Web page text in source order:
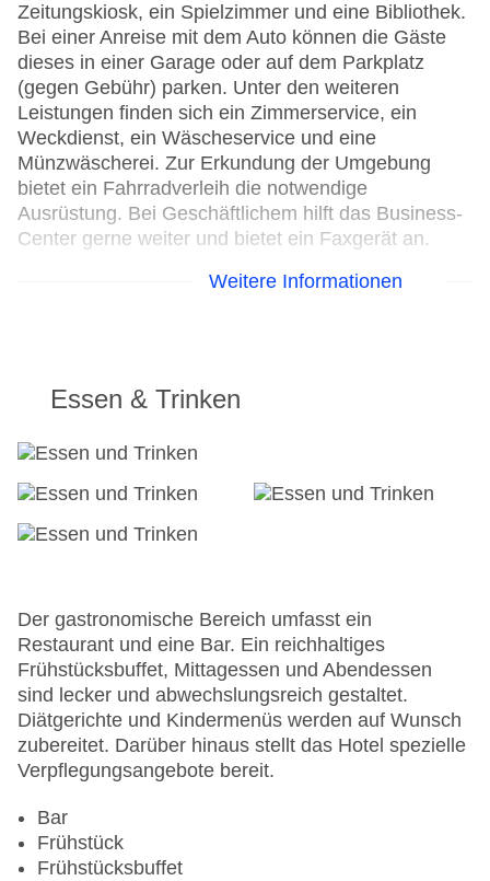
Zeitungskiosk, ein Spielzimmer und eine Bibliothek.
Bei einer Anreise mit dem Auto können die Gäste
dieses in einer Garage oder auf dem Parkplatz
(gegen Gebühr) parken. Unter den weiteren
Leistungen finden sich ein Zimmerservice, ein
Weckdienst, ein Wäscheservice und eine
Münzwäscherei. Zur Erkundung der Umgebung
bietet ein Fahrradverleih die notwendige
Ausrüstung. Bei Geschäftlichem hilft das Business-
Center gerne weiter und bietet ein Faxgerät an.
Konferenzraum
Garage
Hoteleröffnung: 2012
Hotelsafe
Lift
Anzahl der Aufzüge: 1
Haustiere
Zimmerservice
Gesamtanzahl der Stockwerke: 8
Gesamtanzahl der Zimmer: 200
Zahlungsarten: American Express, Diners Club,
EC Maestro, Mastercard, Visa
Weitere Informationen
Essen & Trinken
Der gastronomische Bereich umfasst ein
Restaurant und eine Bar. Ein reichhaltiges
Frühstücksbuffet, Mittagessen und Abendessen
sind lecker und abwechslungsreich gestaltet.
Diätgerichte und Kindermenüs werden auf Wunsch
zubereitet. Darüber hinaus stellt das Hotel spezielle
Verpflegungsangebote bereit.
Bar
Frühstück
Frühstücksbuffet